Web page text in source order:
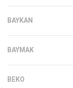
BAYKAN
BAYMAK
BEKO